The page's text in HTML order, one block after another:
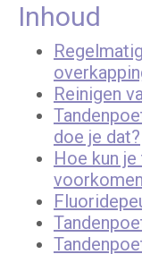
Inhoud
Reinigen
doe je dat?
Hoe kun